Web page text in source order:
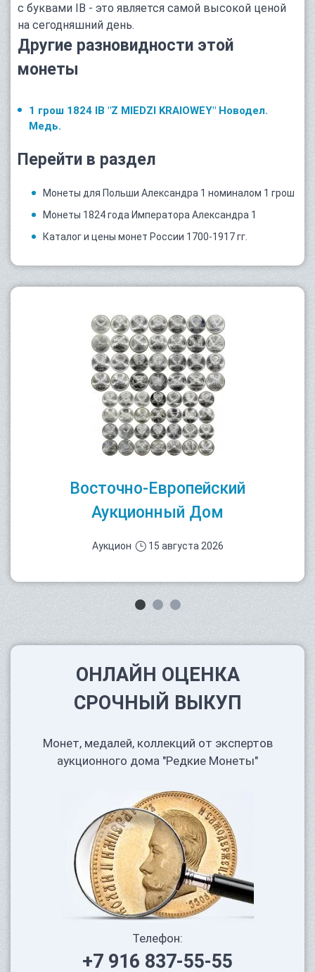
с буквами IB - это является самой высокой ценой
на сегодняшний день.
Другие разновидности этой
монеты
1 грош 1824 IB "Z MIEDZI KRAIOWEY" Новодел.
Медь.
Перейти в раздел
Монеты для Польши Александра 1 номиналом 1 грош
Монеты 1824 года Императора Александра 1
Каталог и цены монет России 1700-1917 гг.
Восточно-Европейский
Аукционный Дом
Аукцион 15 августа 2026
ОНЛАЙН ОЦЕНКА
СРОЧНЫЙ ВЫКУП
Монет, медалей, коллекций от экспертов
аукционного дома "Редкие Монеты"
Телефон:
+7 916 837-55-55